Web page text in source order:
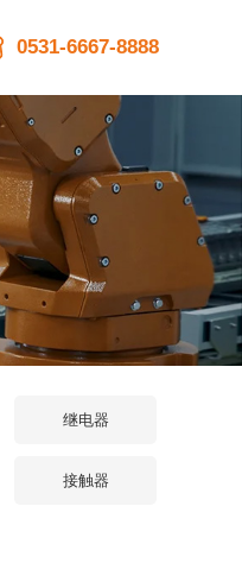
0531-6667-8888
继电器
接触器